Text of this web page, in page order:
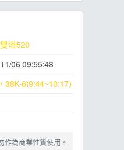
塔520
06 09:55:48
38K-6(9:44~10:17)
作為商業性質使用。